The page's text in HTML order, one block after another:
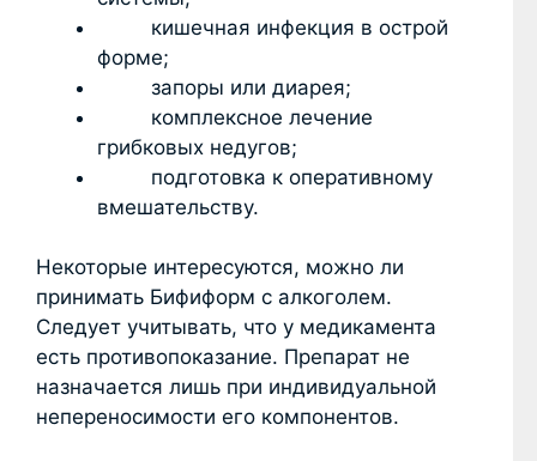
кишечная инфекция в острой
форме;
запоры или диарея;
комплексное лечение
грибковых недугов;
подготовка к оперативному
вмешательству.
Некоторые интересуются, можно ли
принимать Бифиформ с алкоголем.
Следует учитывать, что у медикамента
есть противопоказание. Препарат не
назначается лишь при индивидуальной
непереносимости его компонентов.